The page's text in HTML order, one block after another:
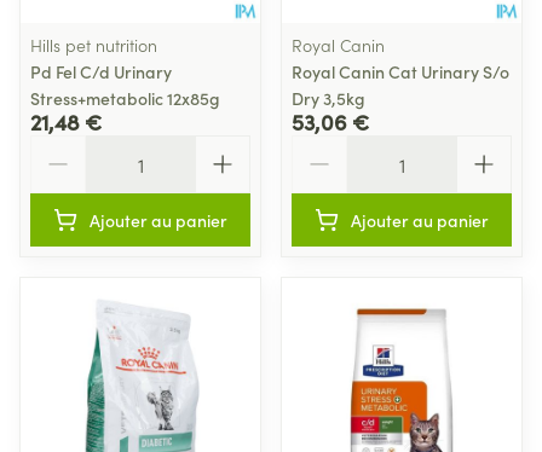
Hills pet nutrition
Pd Fel C/d Urinary
Stress+metabolic 12x85g
21,48 €
Ajouter au panier
Royal Canin
Royal Canin Cat Urinary S/o
Dry 3,5kg
53,06 €
Ajouter au panier